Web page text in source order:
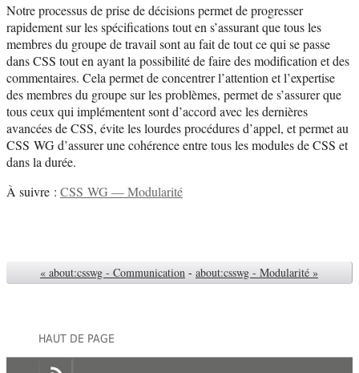
Notre processus de prise de décisions permet de progresser
rapidement sur les spécifications tout en s’assurant que tous les
membres du groupe de travail sont au fait de tout ce qui se passe
dans CSS tout en ayant la possibilité de faire des modification et des
commentaires. Cela permet de concentrer l’attention et l’expertise
des membres du groupe sur les problèmes, permet de s’assurer que
tous ceux qui implémentent sont d’accord avec les dernières
avancées de CSS, évite les lourdes procédures d’appel, et permet au
CSS WG d’assurer une cohérence entre tous les modules de CSS et
dans la durée.
À suivre : CSS WG — Modularité
« about:csswg - Communication - about:csswg - Modularité »
HAUT DE PAGE